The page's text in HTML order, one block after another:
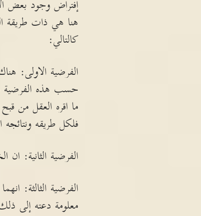
إفتراض وجود بعض
هنا هي ذات طريقة
كالتالي:
الفرضية الاولى:
حسب هذه الفرضية هو
ما اقره العقل من
فلكل طريقه
الفرضية الثانية:
الفرضية الثالثة:
معلومة دعته إلى